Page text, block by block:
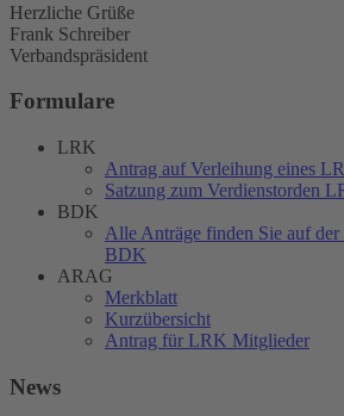
Herzliche Grüße
Frank Schreiber
Verbandspräsident
Formulare
LRK
Antrag auf Verleihung eines
Satzung zum Verdienstorden
BDK
Alle Anträge finden Sie auf
BDK
ARAG
Merkblatt
Kurzübersicht
Antrag für LRK Mitglieder
News